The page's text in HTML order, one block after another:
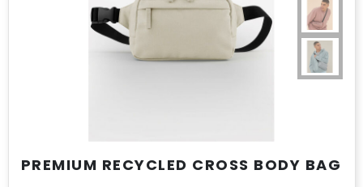
PREMIUM RECYCLED CROSS BODY BAG